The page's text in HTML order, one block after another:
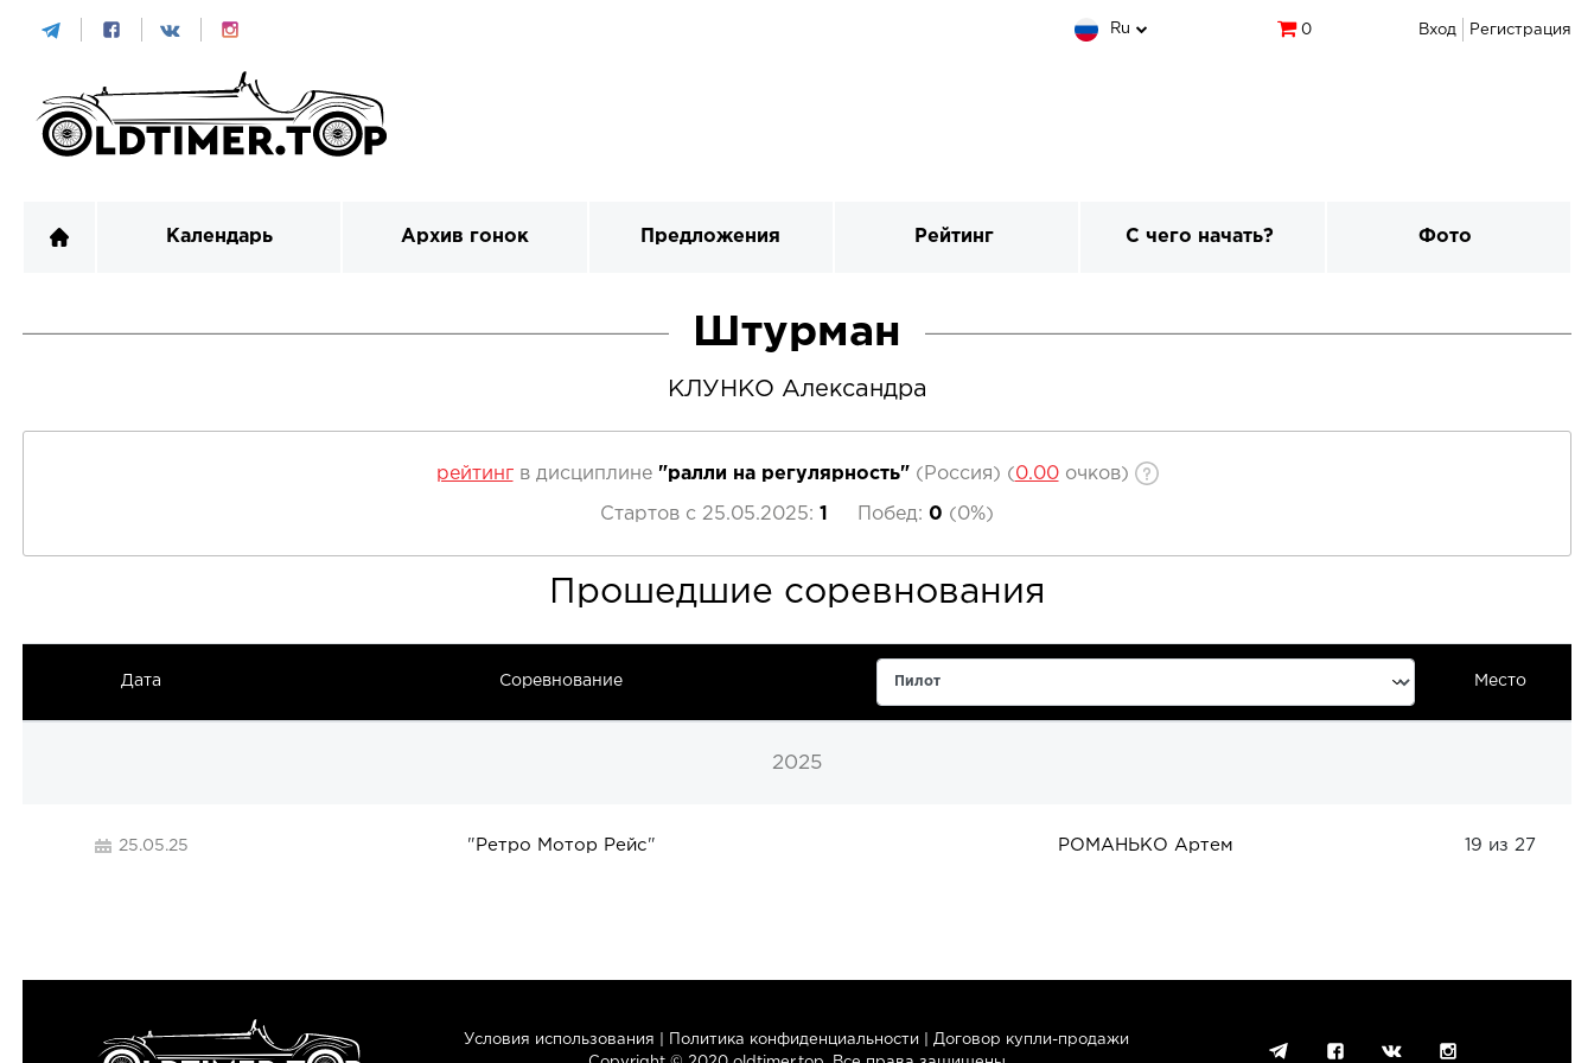
Ru 0 Вход Регистрация
Календарь Архив гонок Предложения Рейтинг С чего начать? Фото
Штурман
КЛУНКО Александра
рейтинг в дисциплине "ралли на регулярность" (Россия) (0.00очков)
Стартов с 25.05.2025: 1 Побед: 0 (0%)
Прошедшие соревнования
Дата Соревнование Место
2025
25.05.25 " Ретро Мотор Рейс" РОМАНЬКО Артем 19 из 27
Условия использования Политика конфиденциальности
Договор купли-продажи